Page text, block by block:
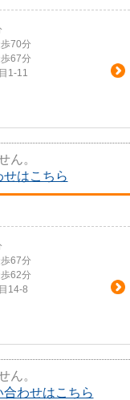
歩70分
歩67分
1-11
ん。
せはこちら
歩67分
歩62分
14-8
ん。
わせはこちら